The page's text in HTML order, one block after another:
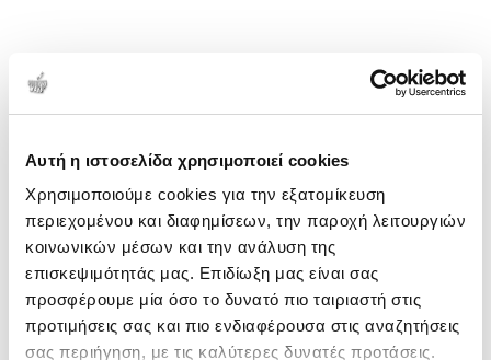
Αυτή η ιστοσελίδα χρησιμοποιεί cookies
Χρησιμοποιούμε cookies για την εξατομίκευση
περιεχομένου και διαφημίσεων, την παροχή λειτουργιών
κοινωνικών μέσων και την ανάλυση της
επισκεψιμότητάς μας. Επιδίωξη μας είναι σας
προσφέρουμε μία όσο το δυνατό πιο ταιριαστή στις
προτιμήσεις σας και πιο ενδιαφέρουσα στις αναζητήσεις
σας περιήγηση, με τις καλύτερες δυνατές προτάσεις.